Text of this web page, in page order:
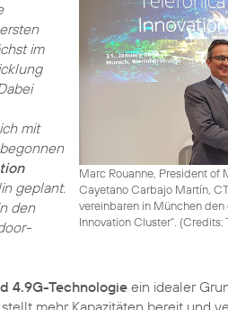
Marc Rouanne, President of
Cayetano Carbajo Martín,
vereinbaren in München den
Innovation Cluster“. (Credits:
im
mit
geplant.
den
4.9G-Technologie ein idealer
mehr Kapazitäten bereit und